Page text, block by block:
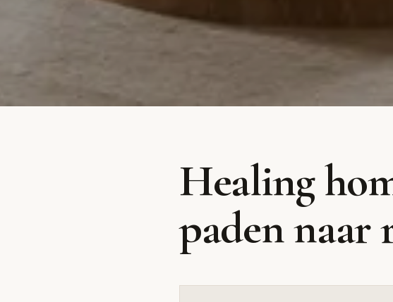
Healing Home
Zachte tinten en welnesstextures voorHealing
paden naar